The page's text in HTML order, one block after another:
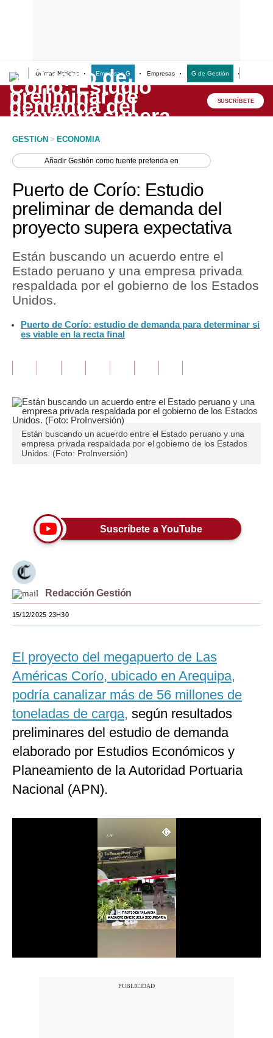
Últimas Noticias Empresas G Empresas G de Gestión
Lo último
Peru Quiosco
Economía
Mercados
Política
Tu Dinero
Finanzas Personales
Editorial
Pregunta de hoy
Lujo
Viajes
Moda
Estilos
Mundo
México
España
Internacional
Tecnología
Club del Suscriptor
Mix
SUSCRÍBETE
GESTION > ECONOMIA
AñadirGestión como fuente preferida en
Puerto de Corío: Estudio
preliminar de demanda del
proyecto supera expectativa
Están buscando un acuerdo entre el
Estado peruano y una empresa privada
respaldada por el gobierno de los Estados
Unidos.
Puerto de Corío: estudio de demanda para determinar si
es viable en la recta final
Están buscando un acuerdo entre el Estado peruano y una
empresa privada respaldada por el gobierno de los Estados
Unidos. (Foto: ProInversión)
Suscríbete a YouTube
Redacción Gestión
15/12/2025 23H30
El proyecto del megapuerto de Las
Américas Corío, ubicado en Arequipa,
podría canalizar más de 56 millones de
toneladas de carga, según resultados
preliminares del estudio de demanda
elaborado por Estudios Económicos y
Planeamiento de la Autoridad Portuaria
Nacional (APN).